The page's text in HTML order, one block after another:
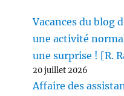
Vacances du blog
une activité
une surprise ! [R.
20 juillet 2026
Affaire des